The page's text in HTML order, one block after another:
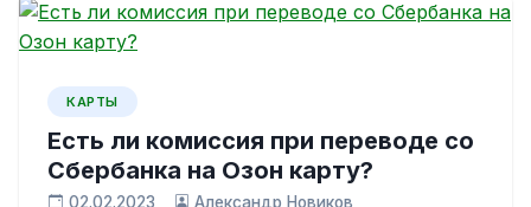
КАРТЫ
Есть ли комиссия при переводе со
Сбербанка на Озон карту?
02.02.2023 Александр Новиков